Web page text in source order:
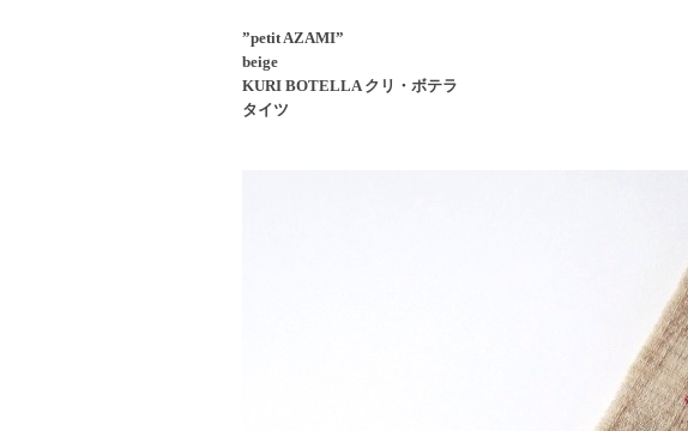
”petit AZAMI”
beige
KURI BOTELLA クリ・ボテラ
タイツ